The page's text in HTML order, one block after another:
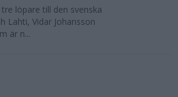
löpare till den svenska
Lahti, Vidar Johansson
är n...